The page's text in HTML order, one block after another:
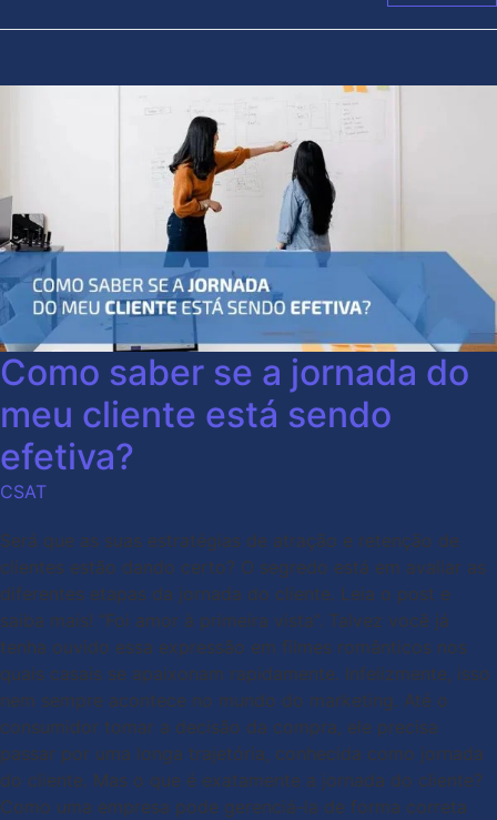
Como saber se a jornada do
meu cliente está sendo
efetiva?
CSAT
Será que as suas estratégias de atração e retenção de
clientes estão dando certo? O segredo está em avaliar as
diferentes etapas da jornada do cliente. Leia o post e
saiba mais! “Foi amor à primeira vista”. Talvez você já
tenha ouvido essa expressão em filmes românticos nos
quais casais se apaixonam rapidamente. Infelizmente, isso
nem sempre acontece no mundo do marketing. Até o
consumidor tomar a decisão da compra, ele precisa
passar por uma longa trajetória, conhecida como jornada
do cliente. Mas o que é exatamente a jornada do cliente?
Como uma empresa pode gerenciá-la de forma correta